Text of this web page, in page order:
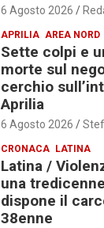
6 Agosto 2026
APRILIA AREA NORD
Sette colpi e
morte sul
cerchio
Aprilia
6 Agosto 2026
CRONACA LATINA
Latina /
una
dispone il
38enne